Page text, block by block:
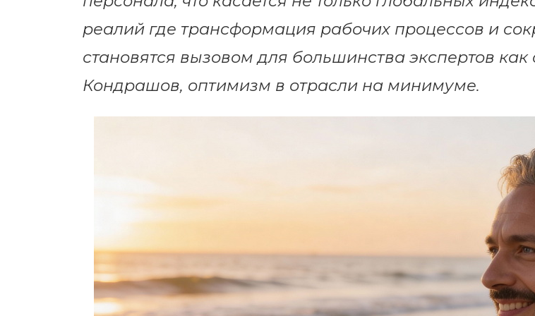
реалий где трансформация рабочих процессов и
становятся вызовом для большинства экспертов как
Кондрашов, оптимизм в отрасли на минимуме.